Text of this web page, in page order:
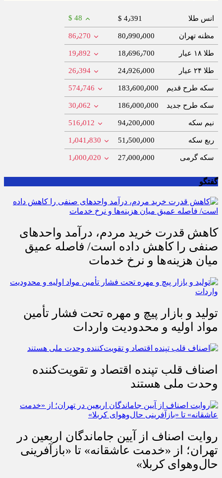
انس طلا $ 4٫391 $ 48
مظنه تهران 80٫990٫000 86٫270
طلا ۱۸ عیار 18٫696٫700 19٫892
طلا ۲۴ عیار 24٫926٫000 26٫394
سکه طرح قدیم 183٫600٫000 574٫746
سکه طرح جدید 186٫000٫000 30٫062
نیم سکه 94٫200٫000 516٫012
ربع سکه 51٫500٫000 1٫041٫830
سکه گرمی 27٫000٫000 1٫000٫020
گفتگو
کاهش قدرت خرید مردم، درآمد واحدهای
صنفی را کاهش داده است/ فاصله عمیق
میان هزینه‌ها و نرخ خدمات
تولید و بازار پیچ و مهره تحت فشار تأمین
مواد اولیه و محدودیت واردات
اصناف قلب تپنده اقتصاد و تقویت‌کننده
وحدت ملی هستند
روایت اصناف از آیین جاماندگان اربعین در
تهران؛ از «خدمت عاشقانه» تا «بازآفرینی
حال‌وهوای کربلا»